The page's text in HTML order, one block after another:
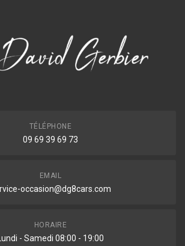
TÉLÉPHONE
09 69 39 69 73
EMAIL
occasion@dg8cars.com
HORAIRE
Lundi - Samedi 08:00 - 19:00